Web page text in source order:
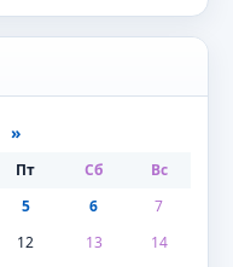
»
Пт Сб
Вс
5 6
7
12 13
14